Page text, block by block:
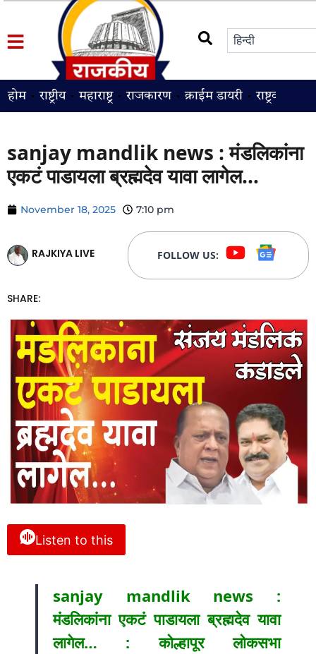
होम राष्ट्रीय महाराष्ट्र राजकारण क्राईम डायरी राष्ट्रवादी
sanjay mandlik news : मंडलिकांना
एकटं पाडायला ब्रह्मदेव यावा लागेल…
November 18, 2025 7:10 pm
RAJKIYA LIVE FOLLOW US:
SHARE:
Listen to this
sanjay mandlik news :
मंडलिकांना एकटं पाडायला ब्रह्मदेव यावा
लागेल… : कोल्हापूर लोकसभा